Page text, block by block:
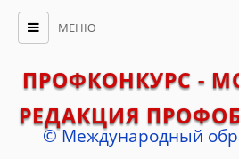
МЕНЮ
ПРОФКОНКУРС -
РЕДАКЦИЯ
© Международный